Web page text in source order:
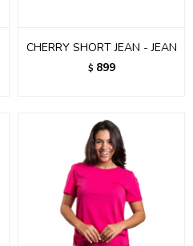
CHERRY SHORT JEAN - JEAN
$ 899